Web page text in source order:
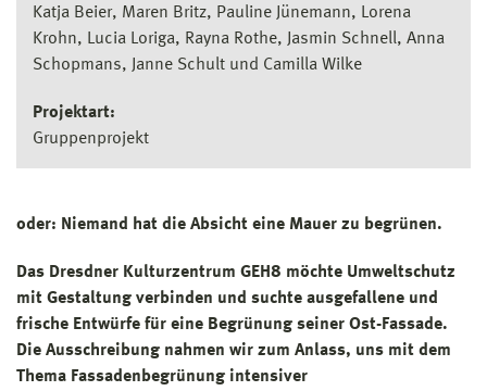
Katja Beier, Maren Britz, Pauline Jünemann, Lorena
Krohn, Lucia Loriga, Rayna Rothe, Jasmin Schnell, Anna
Schopmans, Janne Schult und Camilla Wilke
Projektart:
Gruppenprojekt
oder: Niemand hat die Absicht eine Mauer zu begrünen.
Das Dresdner Kulturzentrum GEH8 möchte Umweltschutz
mit Gestaltung verbinden und suchte ausgefallene und
frische Entwürfe für eine Begrünung seiner Ost-Fassade.
Die Ausschreibung nahmen wir zum Anlass, uns mit dem
Thema Fassadenbegrünung intensiver